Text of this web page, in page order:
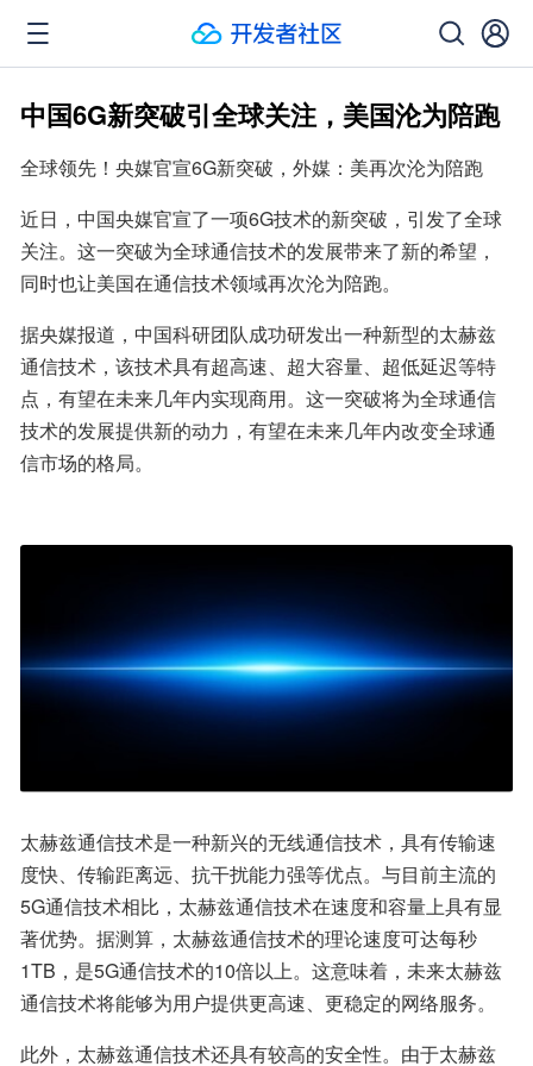
中国6G新突破引全球关注，美国沦为陪跑
全球领先！央媒官宣6G新突破，外媒：美再次沦为陪跑
近日，中国央媒官宣了一项6G技术的新突破，引发了全球
关注。这一突破为全球通信技术的发展带来了新的希望，
同时也让美国在通信技术领域再次沦为陪跑。
据央媒报道，中国科研团队成功研发出一种新型的太赫兹
通信技术，该技术具有超高速、超大容量、超低延迟等特
点，有望在未来几年内实现商用。这一突破将为全球通信
技术的发展提供新的动力，有望在未来几年内改变全球通
信市场的格局。
太赫兹通信技术是一种新兴的无线通信技术，具有传输速
度快、传输距离远、抗干扰能力强等优点。与目前主流的
5G通信技术相比，太赫兹通信技术在速度和容量上具有显
著优势。据测算，太赫兹通信技术的理论速度可达每秒
1TB，是5G通信技术的10倍以上。这意味着，未来太赫兹
通信技术将能够为用户提供更高速、更稳定的网络服务。
此外，太赫兹通信技术还具有较高的安全性。由于太赫兹